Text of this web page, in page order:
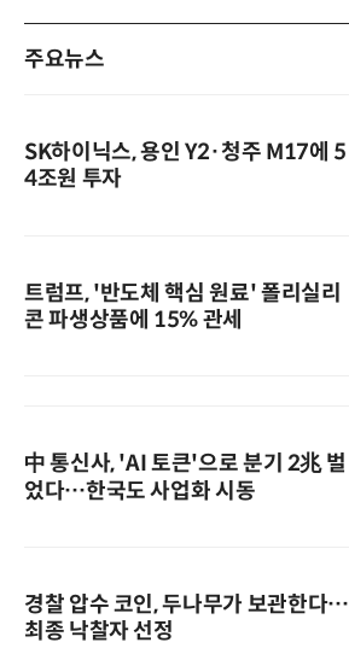
주요뉴스
SK하이닉스, 용인 Y2·청주 M17에 5
4조원 투자
트럼프, '반도체 핵심 원료' 폴리실리
콘 파생상품에 15% 관세
中 통신사, 'AI 토큰'으로 분기 2兆 벌
었다…한국도 사업화 시동
경찰 압수 코인, 두나무가 보관한다…
최종 낙찰자 선정